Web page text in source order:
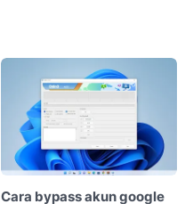
Cara bypass akun google